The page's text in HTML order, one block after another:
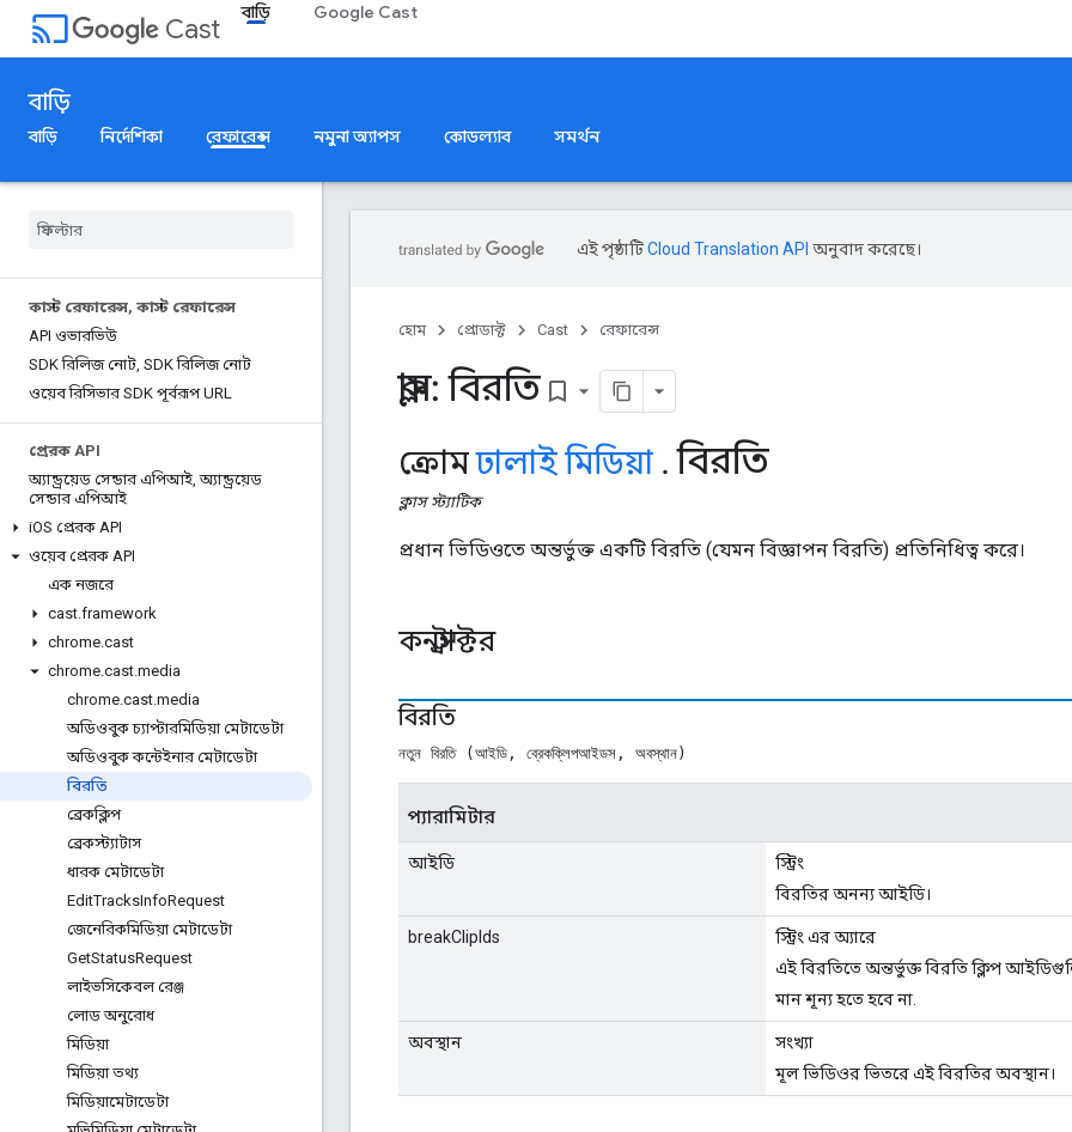
cast Cast
বাড়ি Google Cast
বাড়ি
বাড়ি নির্দেশিকা রেফারেন্স নমুনা অ্যাপস কোডল্যাব সমর্থন
কাস্ট রেফারেন্স, কাস্ট রেফারেন্স
API ওভারভিউ
SDK রিলিজ নোট, SDK রিলিজ নোট
ওয়েব রিসিভার SDK পূর্বরূপ URL
প্রেরক API
অ্যান্ড্রয়েড সেন্ডার এপিআই, অ্যান্ড্রয়েড
সেন্ডার এপিআই
iOS প্রেরক API
ওয়েব প্রেরক API
এক নজরে
cast.framework
chrome.cast
chrome.cast.media
chrome.cast.media
অডিওবুক চ্যাপ্টারমিডিয়া মেটাডেটা
অডিওবুক কন্টেইনার মেটাডেটা
বিরতি
ব্রেকক্লিপ
ব্রেকস্ট্যাটাস
ধারক মেটাডেটা
EditTracksInfoRequest
জেনেরিকমিডিয়া মেটাডেটা
GetStatusRequest
লাইভসিকেবল রেঞ্জ
লোড অনুরোধ
মিডিয়া
মিডিয়া তথ্য
মিডিয়ামেটাডেটা
এই পৃষ্ঠাটিCloud Translation API অনুবাদ করেছে।
হোম প্রোডাক্ট Cast রেফারেন্স
ক্লাস: বিরতি bookmark_border
ক্রোমঢালাইমিডিয়া . বিরতি
ক্লাস স্ট্যাটিক
প্রধান ভিডিওতে অন্তর্ভুক্ত একটি বিরতি (যেমন বিজ্ঞাপন বিরতি) প্রতিনিধিত্ব করে।
কনস্ট্রাক্টর
বিরতি
নতুন বিরতি (আইডি, ব্রেকক্লিপআইডস, অবস্থান)
প্যারামিটার
আইডি
স্ট্রিং
বিরতির অনন্য আইডি।
breakClipIds
স্ট্রিং এর অ্যারে
এই বিরতিতে অন্তর্ভুক্ত বিরতি ক্লিপ
মান শূন্য হতে হবে না.
অবস্থান
সংখ্যা
মূল ভিডিওর ভিতরে এই বিরতির অবস্থান।